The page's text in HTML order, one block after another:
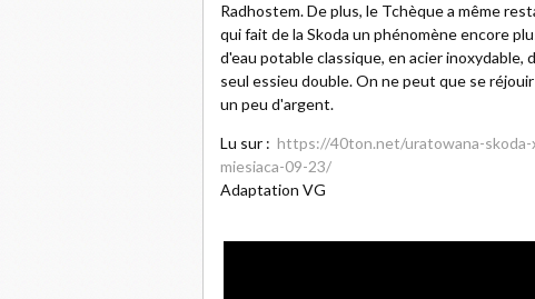
Radhostem. De plus, le Tchèque a même
qui fait de la Skoda un phénomène encore
d'eau potable classique, en acier
seul essieu double. On ne peut que se
un peu d'argent.
Lu sur : https://40ton.net/uratowana-skoda-
miesiaca-09-23/
Adaptation VG